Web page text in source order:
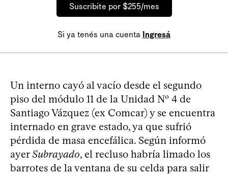
Suscribite por $255/mes
Si ya tenés una cuenta Ingresá
Un interno cayó al vacío desde el segundo
piso del módulo 11 de la Unidad Nº 4 de
Santiago Vázquez (ex Comcar) y se encuentra
internado en grave estado, ya que sufrió
pérdida de masa encefálica. Según informó
ayer Subrayado, el recluso habría limado los
barrotes de la ventana de su celda para salir